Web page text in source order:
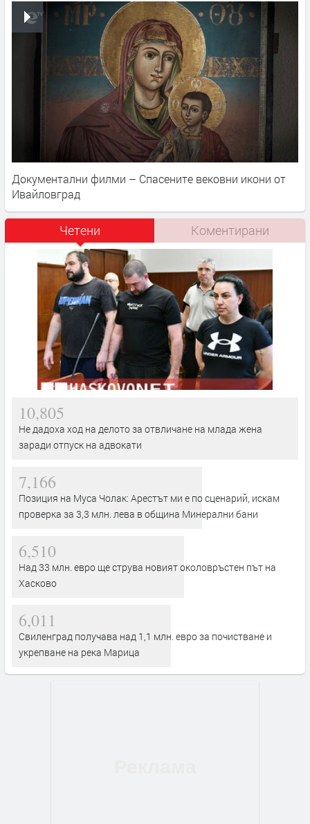
Документални филми – Спасените вековни икони от
Ивайловград
Четени Коментирани
10,805
Не дадоха ход на делото за отвличане на млада жена
заради отпуск на адвокати
7,166
Позиция на Муса Чолак: Арестът ми е по сценарий, искам
проверка за 3,3 млн. лева в община Минерални бани
6,510
Над 33 млн. евро ще струва новият околовръстен път на
Хасково
6,011
Свиленград получава над 1,1 млн. евро за почистване и
укрепване на река Марица